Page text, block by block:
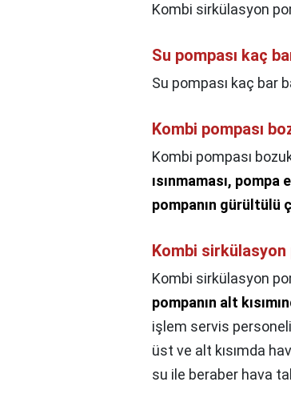
Kombi sirkülasyon
Su pompası kaç
Su pompası kaç bar
Kombi pompası
Kombi pompası
ısınmaması,
pompanın gürültülü
Kombi sirkülasyon
Kombi sirkülasyon
pompanın alt
işlem servis personeli
üst ve alt kısımda
su ile beraber hava